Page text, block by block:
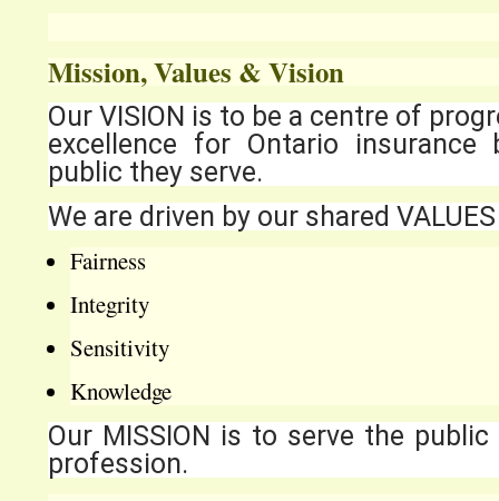
Mission, Values & Vision
Our VISION is to be a centre of
excellence for Ontario insurance
public they serve.
We are driven by our shared
Fairness
Integrity
Sensitivity
Knowledge
Our MISSION is to serve the
profession.